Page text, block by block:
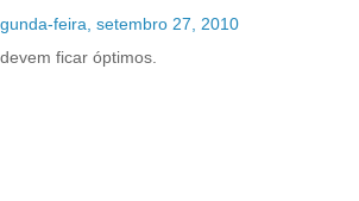
feira, setembro 27, 2010
ficar óptimos.